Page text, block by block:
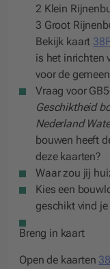
2 Klein
3 Groot
Bekijk kaart 38F
is het inrichten
voor de
Vraag voor
Geschiktheid
Nederland
bouwen heeft
deze kaarten?
Waar zou jij
Kies een
geschikt vind
Breng in kaart
Open de kaarten